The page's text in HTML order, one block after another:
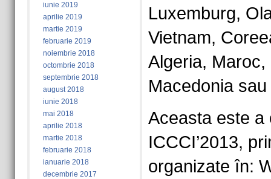
iunie 2019
aprilie 2019
martie 2019
februarie 2019
noiembrie 2018
octombrie 2018
septembrie 2018
august 2018
iunie 2018
mai 2018
aprilie 2018
martie 2018
februarie 2018
ianuarie 2018
decembrie 2017
Luxemburg,
Vietnam,
Algeria,
Macedonia
Aceasta este a
ICCCI’2013,
organizate în: